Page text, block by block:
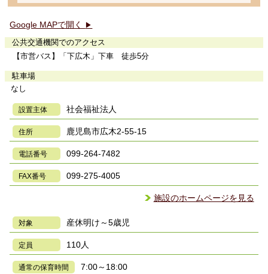
Google MAPで開く ▶
公共交通機関でのアクセス
【市営バス】「下広木」下車 徒歩5分
駐車場
なし
設置主体 社会福祉法人
住所 鹿児島市広木2-55-15
電話番号 099-264-7482
FAX番号 099-275-4005
施設のホームページを見る
対象 産休明け～5歳児
定員 110人
通常の保育時間 7:00～18:00